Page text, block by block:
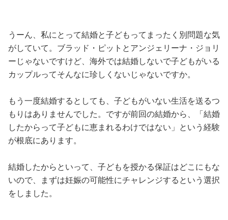
うーん、私にとって結婚と子どもってまったく別問題な気
がしていて。ブラッド・ピットとアンジェリーナ・ジョリ
ーじゃないですけど、海外では結婚しないで子どもがいる
カップルってそんなに珍しくないじゃないですか。
もう一度結婚するとしても、子どもがいない生活を送るつ
もりはありませんでした。ですが前回の結婚から、「結婚
したからって子どもに恵まれるわけではない」という経験
が根底にあります。
結婚したからといって、子どもを授かる保証はどこにもな
いので、まずは妊娠の可能性にチャレンジするという選択
をしました。